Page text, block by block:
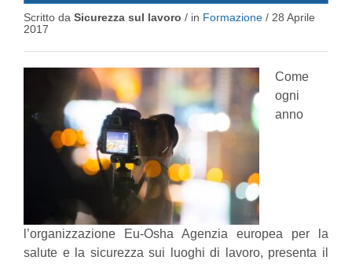
Scritto da Sicurezza sul lavoro / in Formazione / 28 Aprile
2017
Come
ogni
anno
l’organizzazione Eu-Osha Agenzia europea per la
salute e la sicurezza sui luoghi di lavoro, presenta il